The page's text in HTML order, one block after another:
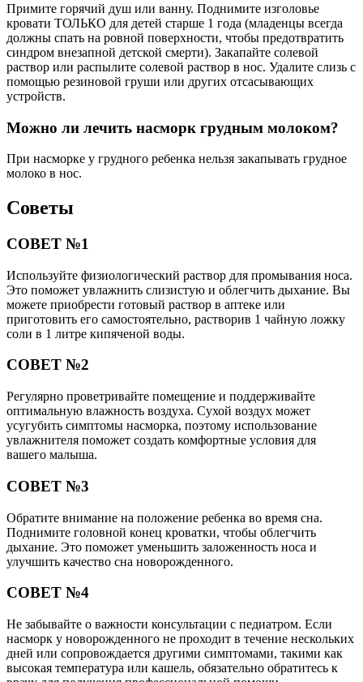
Примите горячий душ или ванну. Поднимите изголовье
кровати ТОЛЬКО для детей старше 1 года (младенцы всегда
должны спать на ровной поверхности, чтобы предотвратить
синдром внезапной детской смерти). Закапайте солевой
раствор или распылите солевой раствор в нос. Удалите слизь с
помощью резиновой груши или других отсасывающих
устройств.
Можно ли лечить насморк грудным молоком?
При насморке у грудного ребенка нельзя закапывать грудное
молоко в нос.
Советы
СОВЕТ №1
Используйте физиологический раствор для промывания носа.
Это поможет увлажнить слизистую и облегчить дыхание. Вы
можете приобрести готовый раствор в аптеке или
приготовить его самостоятельно, растворив 1 чайную ложку
соли в 1 литре кипяченой воды.
СОВЕТ №2
Регулярно проветривайте помещение и поддерживайте
оптимальную влажность воздуха. Сухой воздух может
усугубить симптомы насморка, поэтому использование
увлажнителя поможет создать комфортные условия для
вашего малыша.
СОВЕТ №3
Обратите внимание на положение ребенка во время сна.
Поднимите головной конец кроватки, чтобы облегчить
дыхание. Это поможет уменьшить заложенность носа и
улучшить качество сна новорожденного.
СОВЕТ №4
Не забывайте о важности консультации с педиатром. Если
насморк у новорожденного не проходит в течение нескольких
дней или сопровождается другими симптомами, такими как
высокая температура или кашель, обязательно обратитесь к